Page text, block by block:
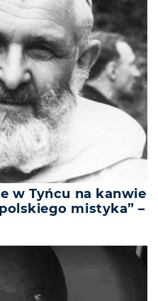
w Tyńcu na kanwie
mistyka” –